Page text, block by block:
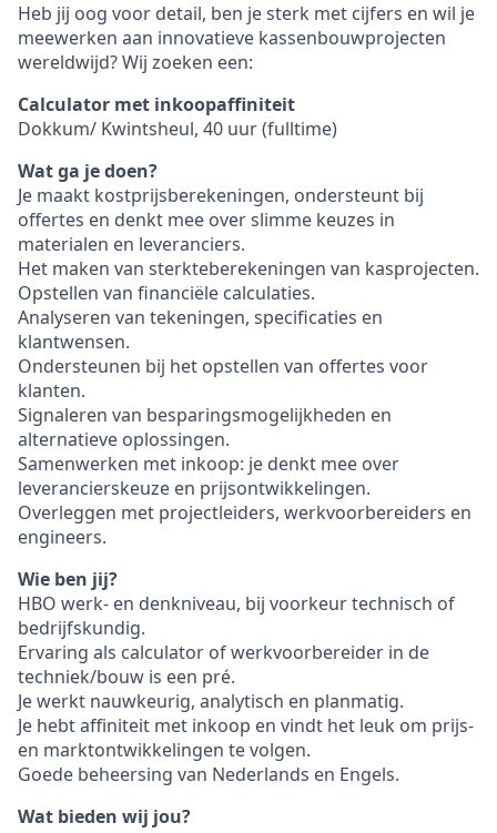
Heb jij oog voor detail, ben je sterk met cijfers en wil je
meewerken aan innovatieve kassenbouwprojecten
wereldwijd? Wij zoeken een:
Calculator met inkoopaffiniteit
Dokkum/ Kwintsheul, 40 uur (fulltime)
Wat ga je doen?
Je maakt kostprijsberekeningen, ondersteunt bij
offertes en denkt mee over slimme keuzes in
materialen en leveranciers.
Het maken van sterkteberekeningen van kasprojecten.
Opstellen van financiële calculaties.
Analyseren van tekeningen, specificaties en
klantwensen.
Ondersteunen bij het opstellen van offertes voor
klanten.
Signaleren van besparingsmogelijkheden en
alternatieve oplossingen.
Samenwerken met inkoop: je denkt mee over
leverancierskeuze en prijsontwikkelingen.
Overleggen met projectleiders, werkvoorbereiders en
engineers.
Wie ben jij?
HBO werk- en denkniveau, bij voorkeur technisch of
bedrijfskundig.
Ervaring als calculator of werkvoorbereider in de
techniek/bouw is een pré.
Je werkt nauwkeurig, analytisch en planmatig.
Je hebt affiniteit met inkoop en vindt het leuk om prijs-
en marktontwikkelingen te volgen.
Goede beheersing van Nederlands en Engels.
Wat bieden wij jou?